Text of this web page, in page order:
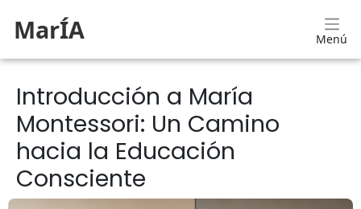
MarÍA Menú
Introducción a María
Montessori: Un Camino
hacia la Educación
Consciente